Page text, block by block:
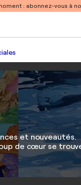
: abonnez-vous à
et nouveautés.
de cœur se